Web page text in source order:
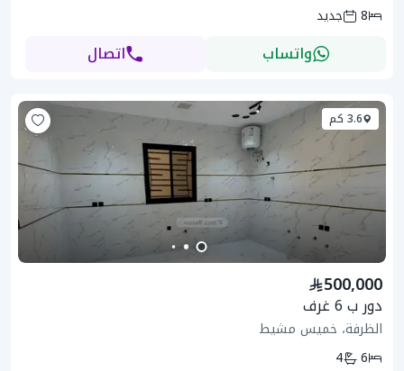
8
جديد
واتساب اتصال
3.6 كم
500,000
دور ب 6 غرف
الظرفة، خميس مشيط
6
4